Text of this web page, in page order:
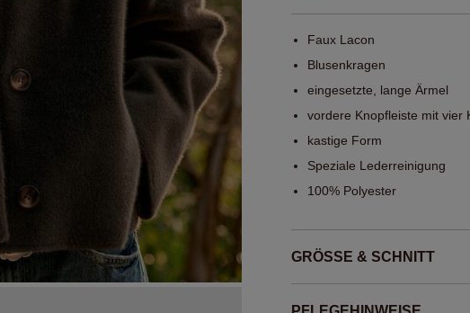
Faux Lacon
Blusenkragen
eingesetzte, lange Ärmel
vordere Knopfleiste mit vier
kastige Form
Speziale Lederreinigung
100% Polyester
GRÖSSE & SCHNITT